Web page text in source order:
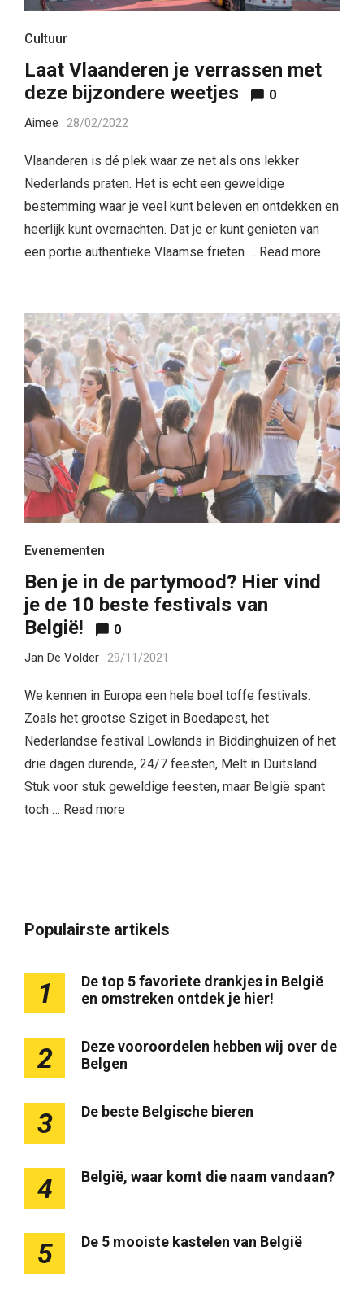
Cultuur
Laat Vlaanderen je verrassen met
deze bijzondere weetjes
0
Aimee 28/02/2022
Vlaanderen is dé plek waar ze net als ons lekker
Nederlands praten. Het is echt een geweldige
bestemming waar je veel kunt beleven en ontdekken en
heerlijk kunt overnachten. Dat je er kunt genieten van
een portie authentieke Vlaamse frieten … Read more
Evenementen
Ben je in de partymood? Hier vind
je de 10 beste festivals van
België!
0
Jan De Volder 29/11/2021
We kennen in Europa een hele boel toffe festivals.
Zoals het grootse Sziget in Boedapest, het
Nederlandse festival Lowlands in Biddinghuizen of het
drie dagen durende, 24/7 feesten, Melt in Duitsland.
Stuk voor stuk geweldige feesten, maar België spant
toch … Read more
Populairste artikels
1
De top 5 favoriete drankjes in België
en omstreken ontdek je hier!
2
Deze vooroordelen hebben wij over de
Belgen
3 De beste Belgische bieren
4 België, waar komt die naam vandaan?
5 De 5 mooiste kastelen van België